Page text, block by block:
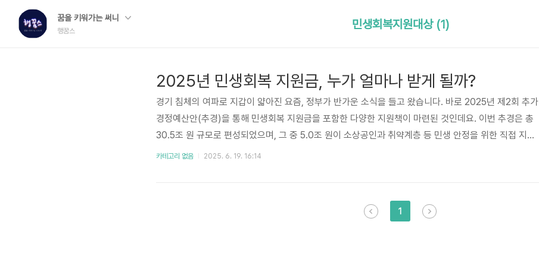
꿈을 키워가는 써니
행꿈스 민생회복지원대상 (1)
2025년 민생회복 지원금, 누가 얼마나 받게 될까?
경기 침체의 여파로 지갑이 얇아진 요즘, 정부가 반가운 소식을 들고 왔습니다. 바로 2025년 제2회 추가
경정예산안(추경)을 통해 민생회복 지원금을 포함한 다양한 지원책이 마련된 것인데요. 이번 추경은 총
30.5조 원 규모로 편성되었으며, 그 중 5.0조 원이 소상공인과 취약계층 등 민생 안정을 위한 직접 지원
에 배정되었습니다. 민생회복 지원금, 어떤 내용이 포함됐나?정부는 2025년 6월 19일 국무회의를 통해
큰 업종에 대해 맞춤형 금융지원 및 재도약 바우처 제공 ② 취약계층 긴급 생계 지원저..
카테고리 없음 2025. 6. 19. 16:14
1